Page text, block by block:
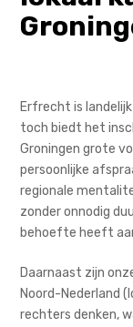
Erfrecht is
toch biedt het
Groningen grote
persoonlijke
regionale
zonder onnodig
behoefte heeft
Daarnaast zijn
Noord-Nederland
rechters denken,